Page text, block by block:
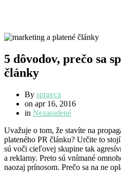
5 dôvodov, prečo sa
články
By spravca
on apr 16, 2016
in Nezaradené
Uvažuje o tom, že stavíte na
plateného PR článku? Určite to
sú voči cieľovej skupine tak
a reklamy. Preto sú vnímané
naozaj prínosom. Prečo sa na ne